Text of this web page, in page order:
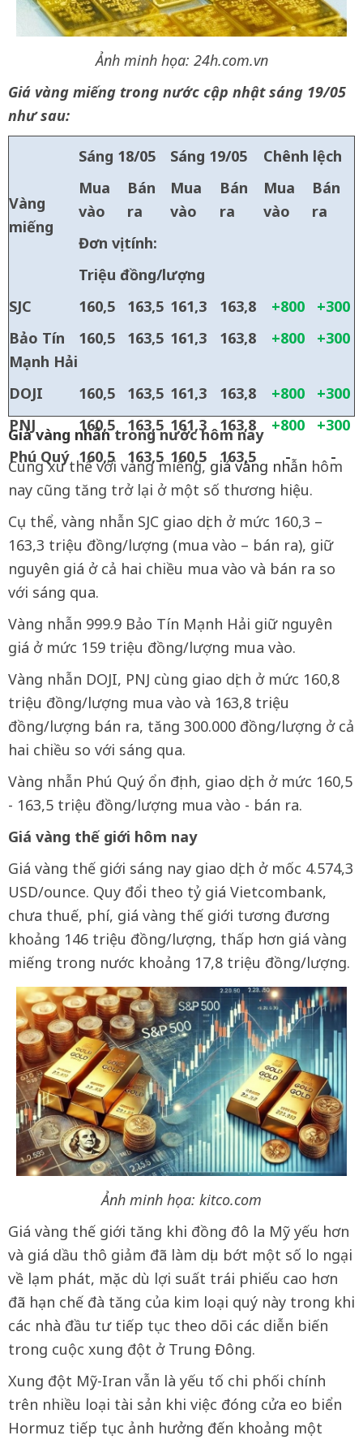
Ảnh minh họa: 24h.com.vn
Giá vàng miếng trong nước cập nhật sáng 19/05
như sau:
Vàng
miếng
Sáng 18/05 Sáng 19/05
Chênh lệch
Mua
vào
Bán
ra
Mua
vào
Bán
ra
Mua
vào
Bán
ra
Đơn vị tính:
Triệu đồng/lượng
SJC
160,5 163,5 161,3 163,8 +800
+300
Bảo Tín
Mạnh Hải
160,5 163,5 161,3 163,8 +800 +300
DOJI 160,5 163,5 161,3 163,8 +800
+300
PNJ
160,5 163,5 161,3 163,8 +800
+300
Phú Quý 160,5 163,5 160,5 163,5 - -
Giá vàng nhẫntrong nước hôm nay
Cùng xu thế với vàng miếng, giá vàng nhẫn hôm
nay cũng tăng trở lại ở một số thương hiệu.
Cụ thể, vàng nhẫn SJC giao dịch ở mức 160,3 –
163,3 triệu đồng/lượng (mua vào – bán ra), giữ
nguyên giá ở cả hai chiều mua vào và bán ra so
với sáng qua.
Vàng nhẫn 999.9 Bảo Tín Mạnh Hải giữ nguyên
giá ở mức 159 triệu đồng/lượng mua vào.
Vàng nhẫn DOJI, PNJ cùng giao dịch ở mức 160,8
triệu đồng/lượng mua vào và 163,8 triệu
đồng/lượng bán ra, tăng 300.000 đồng/lượng ở cả
hai chiều so với sáng qua.
Vàng nhẫn Phú Quý ổn định, giao dịch ở mức 160,5
- 163,5 triệu đồng/lượng mua vào - bán ra.
Giá vàng thế giới hôm nay
Giá vàng thế giới sáng nay giao dịch ở mốc 4.574,3
USD/ounce. Quy đổi theo tỷ giá Vietcombank,
chưa thuế, phí, giá vàng thế giới tương đương
khoảng 146 triệu đồng/lượng, thấp hơn giá vàng
miếng trong nước khoảng 17,8 triệu đồng/lượng.
Ảnh minh họa: kitco.com
Giá vàng thế giới tăng khi đồng đô la Mỹ yếu hơn
và giá dầu thô giảm đã làm dịu bớt một số lo ngại
về lạm phát, mặc dù lợi suất trái phiếu cao hơn
đã hạn chế đà tăng của kim loại quý này trong khi
các nhà đầu tư tiếp tục theo dõi các diễn biến
trong cuộc xung đột ở Trung Đông.
Xung đột Mỹ-Iran vẫn là yếu tố chi phối chính
trên nhiều loại tài sản khi việc đóng cửa eo biển
Hormuz tiếp tục ảnh hưởng đến khoảng một